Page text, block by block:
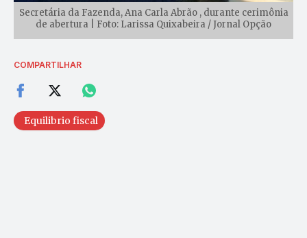
Secretária da Fazenda, Ana Carla Abrão , durante cerimônia
de abertura | Foto: Larissa Quixabeira / Jornal Opção
COMPARTILHAR
Equilibrio fiscal